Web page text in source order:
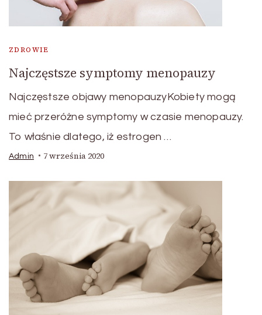
ZDROWIE
Najczęstsze symptomy menopauzy
Najczęstsze objawy menopauzyKobiety mogą
mieć przeróżne symptomy w czasie menopauzy.
To właśnie dlatego, iż estrogen …
Admin 7 września 2020